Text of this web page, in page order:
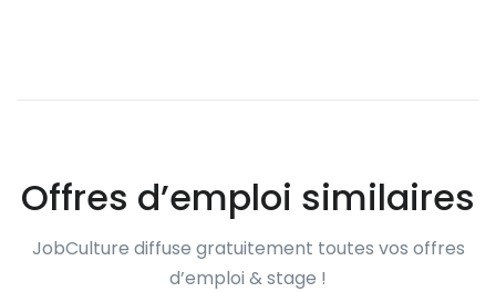
Offres d’emploi similaires
JobCulture diffuse gratuitement toutes vos offres
d’emploi & stage !